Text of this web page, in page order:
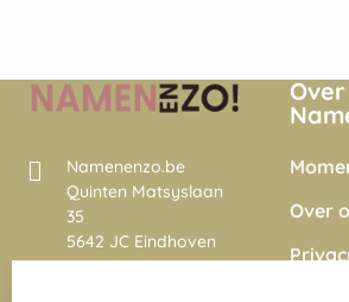
Namenenzo.be
Quinten Matsyslaan
35
5642 JC Eindhoven
Nederland
Over
Over